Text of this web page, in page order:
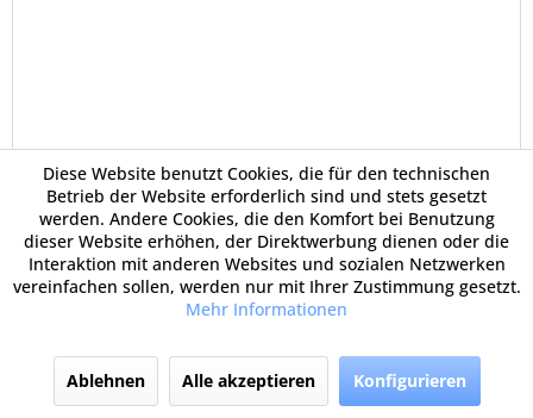
14,99 €
In den Warenkorb
Diese Website benutzt Cookies, die für den technischen
Betrieb der Website erforderlich sind und stets gesetzt
werden. Andere Cookies, die den Komfort bei Benutzung
dieser Website erhöhen, der Direktwerbung dienen oder die
Interaktion mit anderen Websites und sozialen Netzwerken
vereinfachen sollen, werden nur mit Ihrer Zustimmung gesetzt.
Mehr Informationen
Ablehnen Alle akzeptieren Konfigurieren